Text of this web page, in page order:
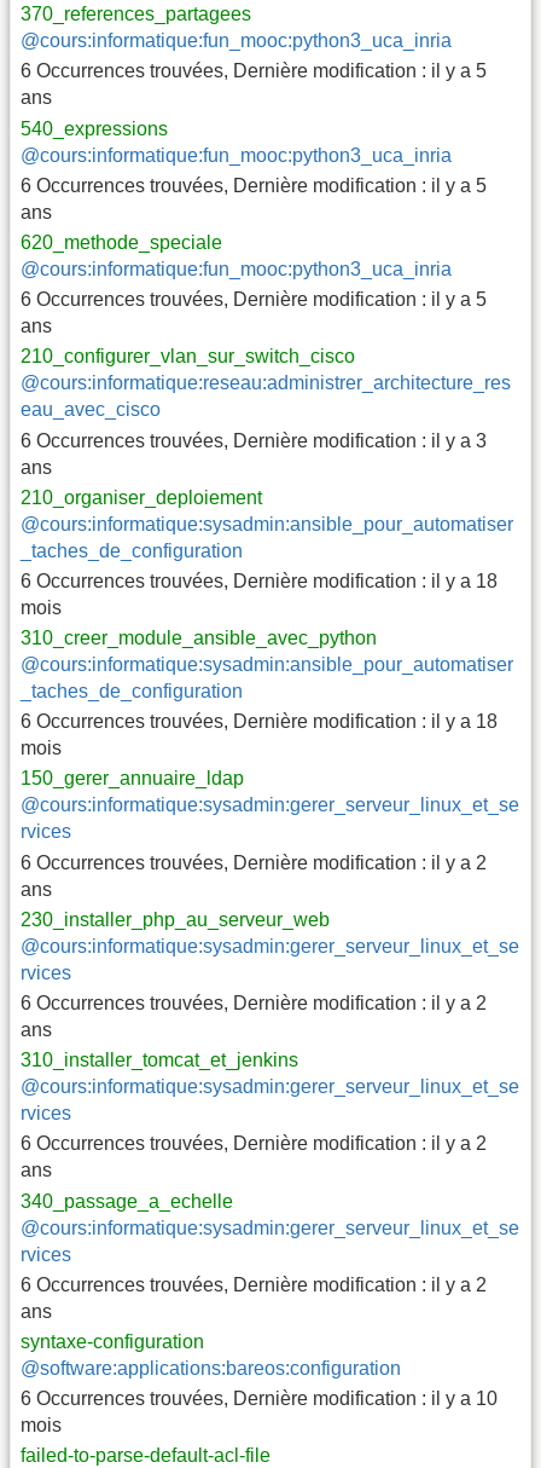
370_references_partagees
@cours:informatique:fun_mooc:python3_uca_inria
6 Occurrences trouvées, Dernière modification : il y a 5
ans
540_expressions
@cours:informatique:fun_mooc:python3_uca_inria
6 Occurrences trouvées, Dernière modification : il y a 5
ans
620_methode_speciale
@cours:informatique:fun_mooc:python3_uca_inria
6 Occurrences trouvées, Dernière modification : il y a 5
ans
210_configurer_vlan_sur_switch_cisco
@cours:informatique:reseau:administrer_architecture_res
eau_avec_cisco
6 Occurrences trouvées, Dernière modification : il y a 3
ans
210_organiser_deploiement
@cours:informatique:sysadmin:ansible_pour_automatiser
_taches_de_configuration
6 Occurrences trouvées, Dernière modification : il y a 18
mois
310_creer_module_ansible_avec_python
@cours:informatique:sysadmin:ansible_pour_automatiser
_taches_de_configuration
6 Occurrences trouvées, Dernière modification : il y a 18
mois
150_gerer_annuaire_ldap
@cours:informatique:sysadmin:gerer_serveur_linux_et_se
rvices
6 Occurrences trouvées, Dernière modification : il y a 2
ans
230_installer_php_au_serveur_web
@cours:informatique:sysadmin:gerer_serveur_linux_et_se
rvices
6 Occurrences trouvées, Dernière modification : il y a 2
ans
310_installer_tomcat_et_jenkins
@cours:informatique:sysadmin:gerer_serveur_linux_et_se
rvices
6 Occurrences trouvées, Dernière modification : il y a 2
ans
340_passage_a_echelle
@cours:informatique:sysadmin:gerer_serveur_linux_et_se
rvices
6 Occurrences trouvées, Dernière modification : il y a 2
ans
syntaxe-configuration
@software:applications:bareos:configuration
6 Occurrences trouvées, Dernière modification : il y a 10
mois
failed-to-parse-default-acl-file